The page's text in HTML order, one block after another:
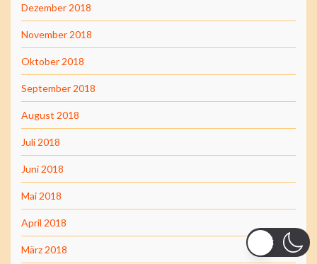
Dezember 2018
November 2018
Oktober 2018
September 2018
August 2018
Juli 2018
Juni 2018
Mai 2018
April 2018
März 2018